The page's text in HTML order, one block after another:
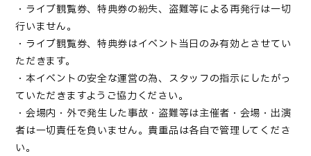
・ライブ観覧券、特典券の紛失、盗難等による再発行は一切
行いません。
・ライブ観覧券、特典券はイベント当日のみ有効とさせてい
ただきます。
・本イベントの安全な運営の為、スタッフの指示にしたがっ
ていただきますようご協力ください。
・会場内・外で発生した事故・盗難等は主催者・会場・出演
者は一切責任を負いません。貴重品は各自で管理してくださ
い。